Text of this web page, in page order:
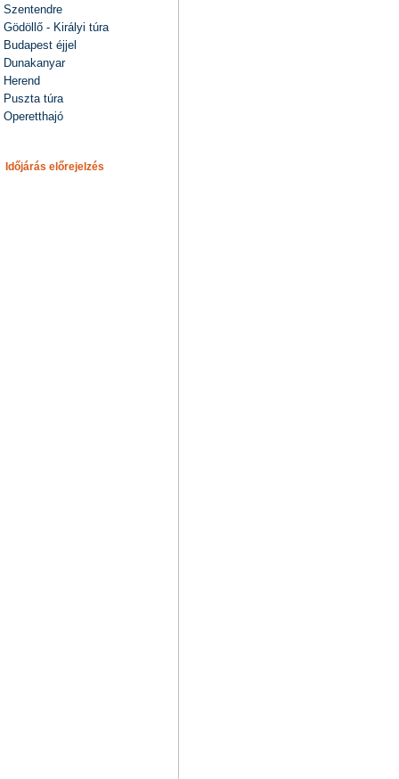
Szentendre
Gödöllő - Királyi túra
Budapest éjjel
Dunakanyar
Herend
Puszta túra
Operetthajó
Időjárás előrejelzés